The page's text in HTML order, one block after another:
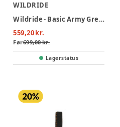
WILDRIDE
Wildride - Basic Army Green
559,20 kr.
Før699,00 kr.
Lagerstatus